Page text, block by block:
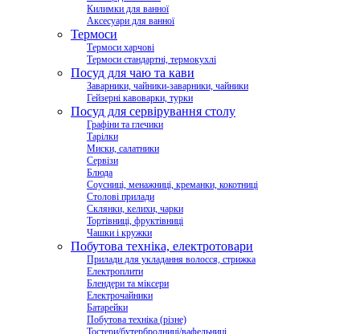
Килимки для ванної
Аксесуари для ванної
Термоси
Термоси харчові
Термоси стандартні, термокухлі
Посуд для чаю та кави
Заварники, чайники-заварники, чайники
Гейзерні кавоварки, турки
Посуд для сервірування столу
Графіни та глечики
Тарілки
Миски, салатники
Сервізи
Блюда
Соусниці, менажниці, креманки, кокотниці
Столові прилади
Склянки, келихи, чарки
Тортівниці, фруктівниці
Чашки і кружки
Побутова техніка, електротовари
Прилади для укладання волосся, стрижка
Електроплити
Блендери та міксери
Електрочайники
Батарейки
Побутова техніка (різне)
Тостери/бутербродниці/вафельниці